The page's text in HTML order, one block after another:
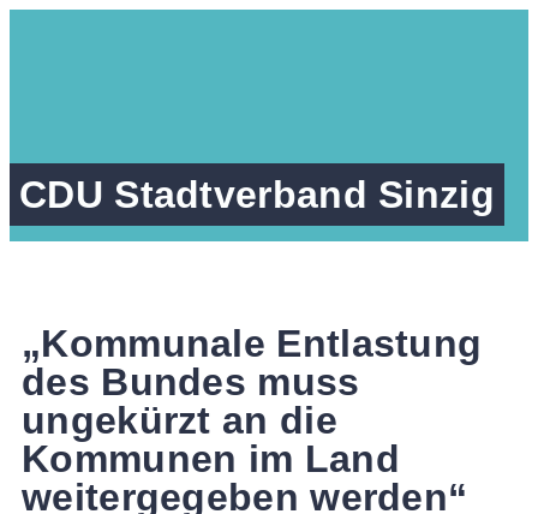
CDU Stadtverband Sinzig
„Kommunale Entlastung
des Bundes muss
ungekürzt an die
Kommunen im Land
weitergegeben werden“